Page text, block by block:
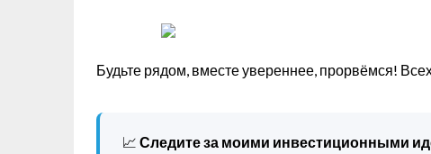
Будьте рядом, вместе увереннее, прорвёмся!
📈 Следите за моими инвестиционными